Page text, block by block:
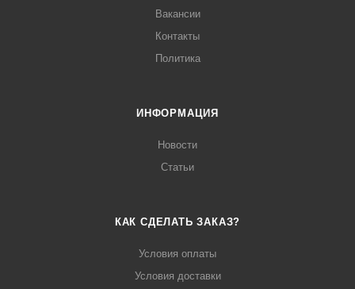
Вакансии
Контакты
Политика
ИНФОРМАЦИЯ
Новости
Статьи
КАК СДЕЛАТЬ ЗАКАЗ?
Условия оплаты
Условия доставки